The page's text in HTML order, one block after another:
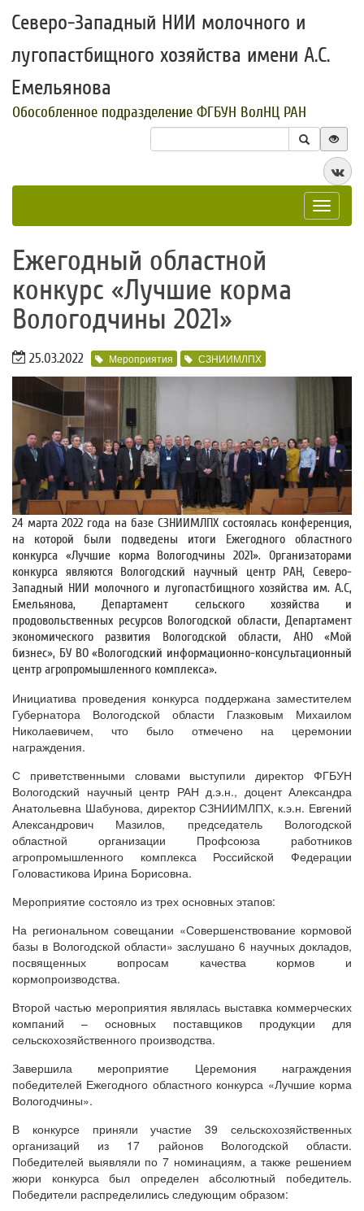
Северо-Западный НИИ молочного и
лугопастбищного хозяйства имени А.С.
Емельянова
Обособленное подразделение ФГБУН ВолНЦ РАН
Toggle
​Ежегодный областной
конкурс «Лучшие корма
Вологодчины 2021»
25.03.2022 Мероприятия СЗНИИМЛПХ
24 марта 2022 года на базе СЗНИИМЛПХ состоялась конференция,
на которой были подведены итоги Ежегодного областного
конкурса «Лучшие корма Вологодчины 2021». Организаторами
конкурса являются Вологодский научный центр РАН, Северо-
Западный НИИ молочного и лугопастбищного хозяйства им. А.С,
Емельянова, Департамент сельского хозяйства и
продовольственных ресурсов Вологодской области, Департамент
экономического развития Вологодской области, АНО «Мой
бизнес», БУ ВО «Вологодский информационно-консультационный
центр агропромышленного комплекса».
Инициатива проведения конкурса поддержана заместителем
Губернатора Вологодской области Глазковым Михаилом
Николаевичем, что было отмечено на церемонии
награждения.
С приветственными словами выступили директор ФГБУН
Вологодский научный центр РАН д.э.н., доцент Александра
Анатольевна Шабунова, директор СЗНИИМЛПХ, к.э.н. Евгений
Александрович Мазилов, председатель Вологодской
областной организации Профсоюза работников
агропромышленного комплекса Российской Федерации
Головастикова Ирина Борисовна.
Мероприятие состояло из трех основных этапов:
На региональном совещании «Совершенствование кормовой
базы в Вологодской области» заслушано 6 научных докладов,
посвященных вопросам качества кормов и
кормопроизводства.
Второй частью мероприятия являлась выставка коммерческих
компаний – основных поставщиков продукции для
сельскохозяйственного производства.
Завершила мероприятие Церемония награждения
победителей Ежегодного областного конкурса «Лучшие корма
Вологодчины».
В конкурсе приняли участие 39 сельскохозяйственных
организаций из 17 районов Вологодской области.
Победителей выявляли по 7 номинациям, а также решением
жюри конкурса был определен абсолютный победитель.
Победители распределились следующим образом: